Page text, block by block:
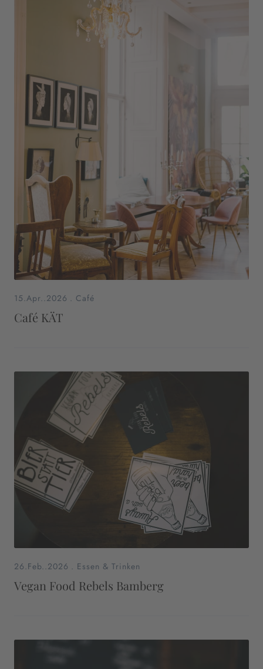
15.Apr..2026 . Café
Café KÄT
26.Feb..2026 . Essen & Trinken
Vegan Food Rebels Bamberg